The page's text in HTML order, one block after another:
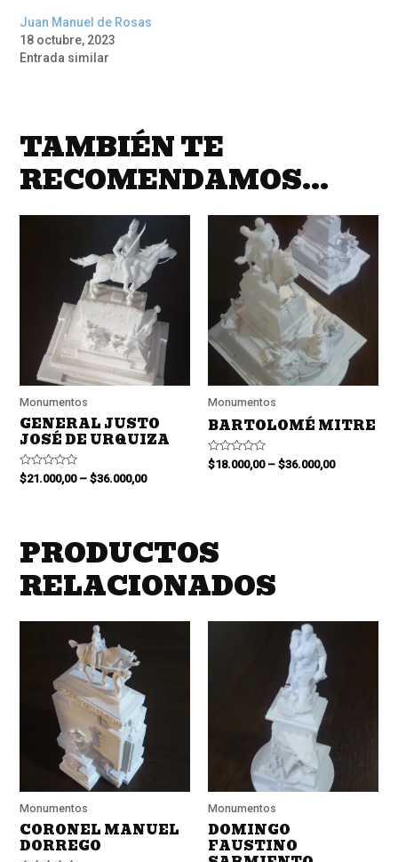
Juan Manuel de Rosas
18 octubre, 2023
Entrada similar
TAMBIÉN TE
RECOMENDAMOS…
Monumentos
GENERAL JUSTO
JOSÉ DE URQUIZA
Valorado
en
$21.000,00–$36.000,00
Monumentos
BARTOLOMÉ MITRE
Valorado
en
$18.000,00– $36.000,00
PRODUCTOS
RELACIONADOS
Monumentos
CORONEL MANUEL
DORREGO
Monumentos
DOMINGO
FAUSTINO